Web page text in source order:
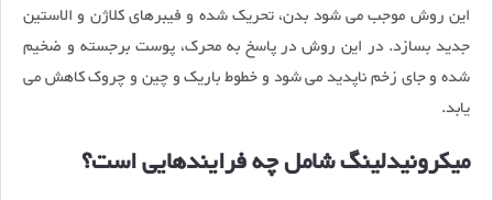
این روش موجب می شود بدن، تحریک شده و فیبرهای کلاژن و الاستین
جدید بسازد. در این روش در پاسخ به محرک، پوست برجسته و ضخیم
شده و جای زخم ناپدید می شود و خطوط باریک و چین و چروک کاهش می
یابد.
میکرونیدلینگ شامل چه فرایندهایی است؟